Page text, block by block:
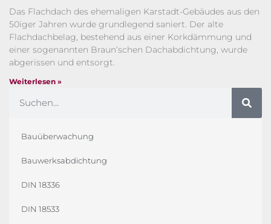
Das Flachdach des ehemaligen Karstadt-Gebäudes aus den
50iger Jahren wurde grundlegend saniert. Der alte
Flachdachbelag, bestehend aus einer Korkdämmung und
einer sogenannten Braun’schen Dachabdichtung, wurde
abgerissen und entsorgt.
Weiterlesen »
Bauüberwachung
Bauwerksabdichtung
DIN 18336
DIN 18533